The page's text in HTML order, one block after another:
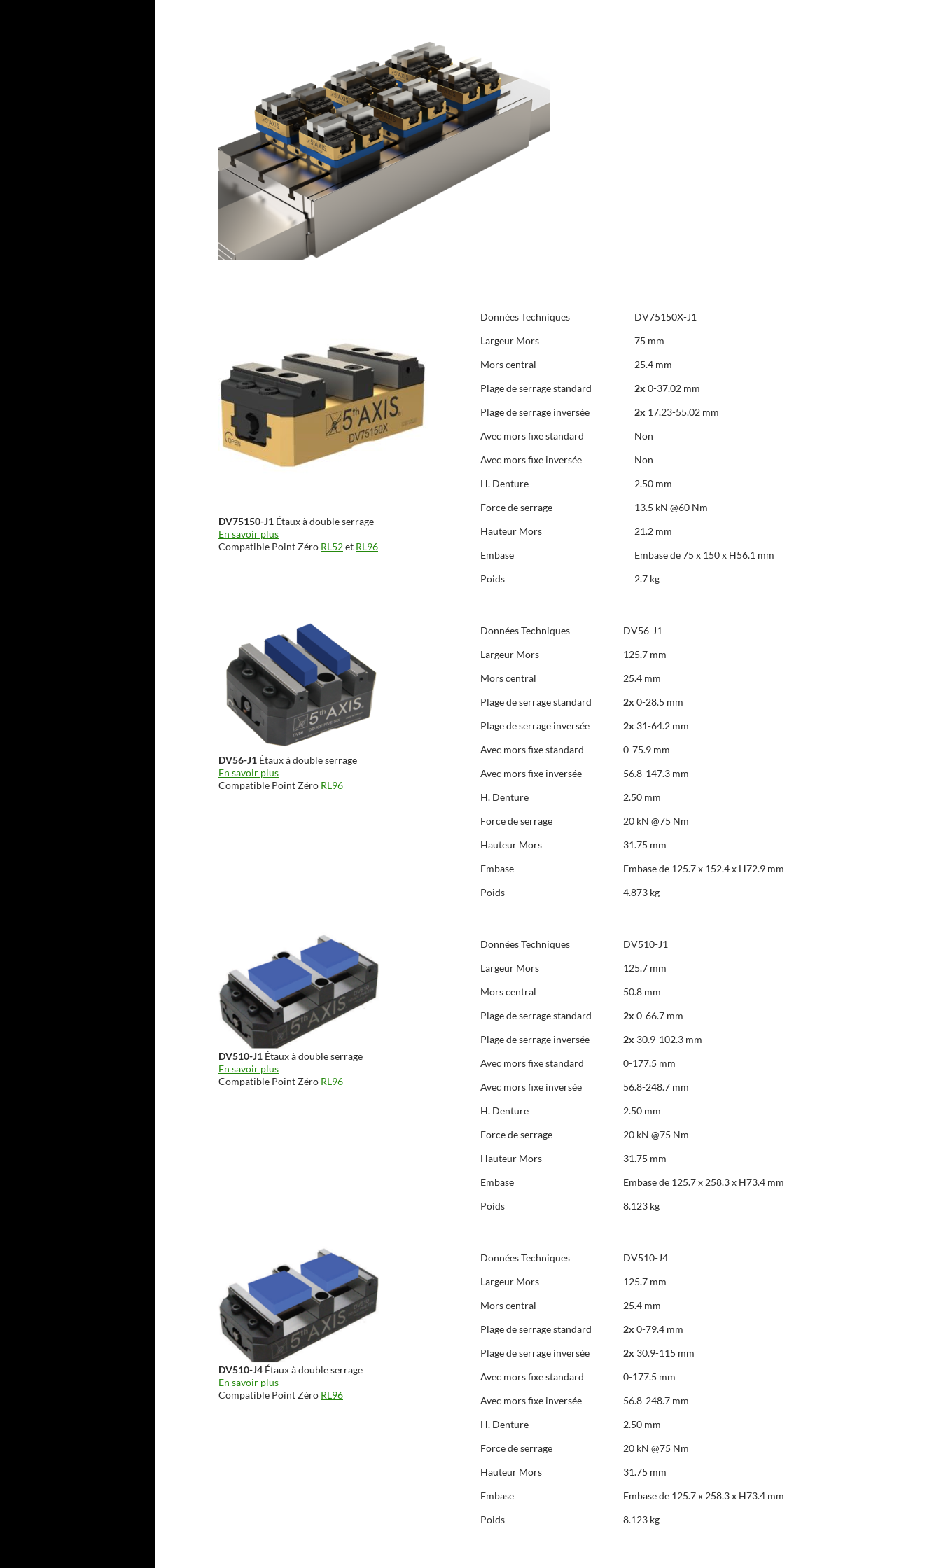
DV75150-J1 Étaux à double serrage
En savoir plus
Compatible Point Zéro RL52et RL96
Données Techniques
DV75150X-J1
Largeur Mors
75 mm
Mors central
25.4 mm
Plage de serrage standard
2x 0-37.02 mm
Plage de serrage inversée
2x 17.23-55.02 mm
Avec mors fixe standard
Non
Avec mors fixe inversée
Non
H. Denture
2.50 mm
Force de serrage
13.5 kN @60 Nm
Hauteur Mors
21.2 mm
Embase
Embase de 75 x 150 x H56.1 mm
Poids
2.7 kg
DV56-J1 Étaux à double serrage
En savoir plus
Compatible Point Zéro RL96
Données Techniques
DV56-J1
Largeur Mors
125.7 mm
Mors central
25.4 mm
Plage de serrage standard
2x 0-28.5 mm
Plage de serrage inversée
2x 31-64.2 mm
Avec mors fixe standard
0-75.9 mm
Avec mors fixe inversée
56.8-147.3 mm
H. Denture
2.50 mm
Force de serrage
20 kN @75 Nm
Hauteur Mors
31.75 mm
Embase
Embase de 125.7 x 152.4 x H72.9 mm
Poids
4.873 kg
DV510-J1 Étaux à double serrage
En savoir plus
Compatible Point Zéro RL96
Données Techniques
DV510-J1
Largeur Mors
125.7 mm
Mors central
50.8 mm
Plage de serrage standard
2x 0-66.7 mm
Plage de serrage inversée
2x 30.9-102.3 mm
Avec mors fixe standard
0-177.5 mm
Avec mors fixe inversée
56.8-248.7 mm
H. Denture
2.50 mm
Force de serrage
20 kN @75 Nm
Hauteur Mors
31.75 mm
Embase
Embase de 125.7 x 258.3 x H73.4 mm
Poids
8.123 kg
DV510-J4 Étaux à double serrage
En savoir plus
Compatible Point Zéro RL96
Données Techniques
DV510-J4
Largeur Mors
125.7 mm
Mors central
25.4 mm
Plage de serrage standard
2x 0-79.4 mm
Plage de serrage inversée
2x 30.9-115 mm
Avec mors fixe standard
0-177.5 mm
Avec mors fixe inversée
56.8-248.7 mm
H. Denture
2.50 mm
Force de serrage
20 kN @75 Nm
Hauteur Mors
31.75 mm
Embase
Embase de 125.7 x 258.3 x H73.4 mm
Poids
8.123 kg